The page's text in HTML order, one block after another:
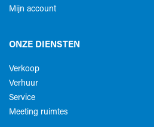
Mijn account
ONZE DIENSTEN
Verkoop
Verhuur
Service
Meeting ruimtes